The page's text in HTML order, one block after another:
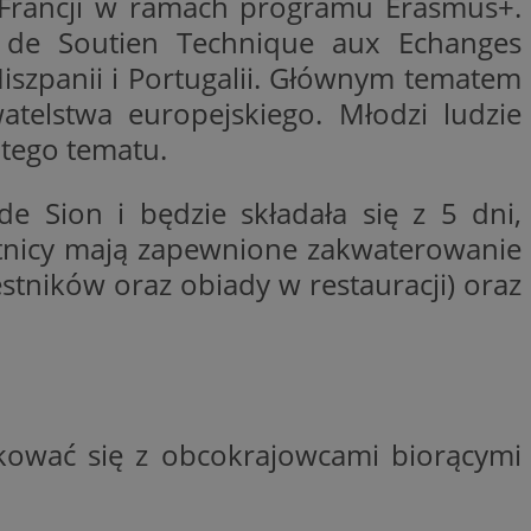
Soutien Technique aux Echanges
i Portugalii. Głównym tematem
europejskiego. Młodzi ludzie
tematu.
Sion i będzie składała się z 5 dni,
mają zapewnione zakwaterowanie
oraz obiady w restauracji) oraz
się z obcokrajowcami biorącymi
sesji.
sesji.
sesji.
ludzi i
internetowej,
ważnych raportów
internetowej.
identyfikatora
obsługuje
do usług
użytkownik
o zgodzie
dotyczących